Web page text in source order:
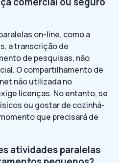
on-line, como a
a transcrição de
de pesquisas, não
O compartilhamento de
não utilizada no
licenças. No entanto, se
ou gostar de cozinhá-
que precisará de
atividades paralelas